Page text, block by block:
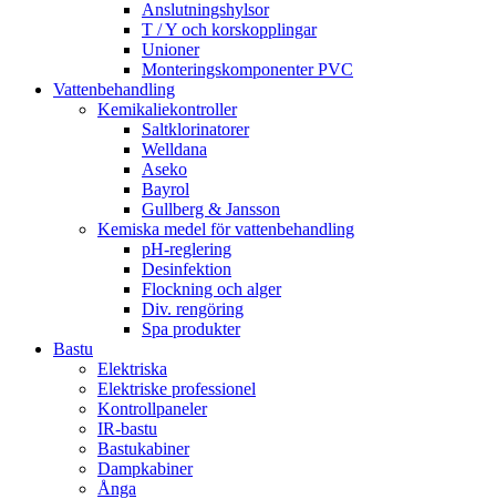
Anslutningshylsor
T / Y och korskopplingar
Unioner
Monteringskomponenter PVC
Vattenbehandling
Kemikaliekontroller
Saltklorinatorer
Welldana
Aseko
Bayrol
Gullberg & Jansson
Kemiska medel för vattenbehandling
pH-reglering
Desinfektion
Flockning och alger
Div. rengöring
Spa produkter
Bastu
Elektriska
Elektriske professionel
Kontrollpaneler
IR-bastu
Bastukabiner
Dampkabiner
Ånga